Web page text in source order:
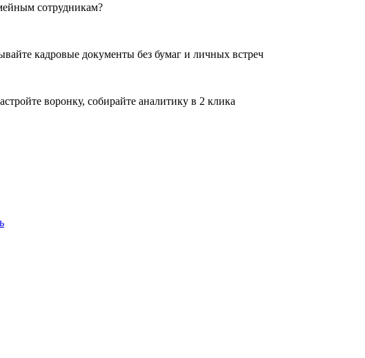
сотрудникам?
кадровые документы без бумаг и личных встреч
воронку, собирайте аналитику в 2 клика